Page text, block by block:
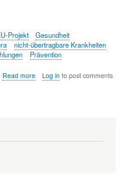
Projekt
Gesundheit
nicht-übertragbare Krankheiten
Prävention
Read moreabout
Die
zur
Log into post comments